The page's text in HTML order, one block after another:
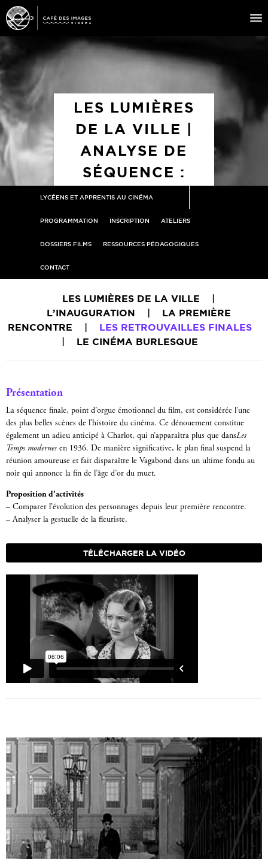
ÉVÉNEMENTS
ÉDUCATION AUX IMAGES
LES LUMIÈRES
DE LA VILLE |
ANALYSE DE
SÉQUENCE :
LES
RETROUVAILLES
FINALES
LYCÉENS ET APPRENTIS AU CINÉMA
PROGRAMMATION INSCRIPTION ATELIERS
DOSSIERS FILMS RESSOURCES PÉDAGOGIQUES
CONTACT
LES LUMIÈRES DE LA VILLE
|
L’INAUGURATION
|
LA PREMIÈRE
RENCONTRE
|
LES RETROUVAILLES FINALES
|
LE CINÉMA BURLESQUE
Présentation
La séquence finale, point d’orgue émotionnel du film, est considérée l’une
des plus belles scènes de l’histoire du cinéma. Ce dénouement constitue
également un adieu anticipé à Charlot, qui n’apparaîtra plus que dansLes
Temps modernes en 1936. De manière significative, le plan final suspend la
réunion amoureuse et fait disparaître le Vagabond dans un ultime fondu au
noir qui annonce la fin de l’âge d’or du muet.
Proposition d’activités
– Comparer l’évolution des personnages depuis leur première rencontre.
– Analyser la gestuelle de la fleuriste.
TÉLÉCHARGER LA VIDÉO